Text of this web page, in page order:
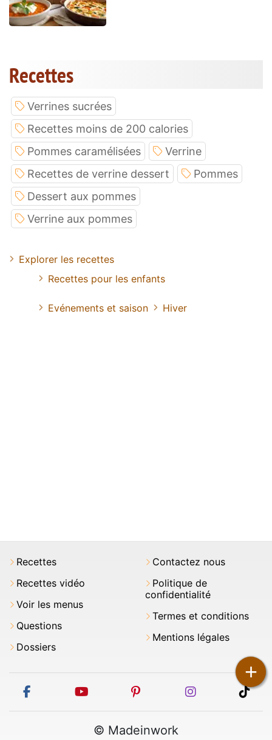
+
Recettes
Verrines sucrées
Recettes moins de 200 calories
Pommes caramélisées
Verrine
Recettes de verrine dessert
Pommes
Dessert aux pommes
Verrine aux pommes
Explorer les recettes
Recettes pour les enfants
Evénements et saison Hiver
Recettes
Recettes vidéo
Voir les menus
Questions
Dossiers
Contactez nous
Politique de
confidentialité
Termes et conditions
Mentions légales
facebook youtube pinterest instagram
© Madeinwork